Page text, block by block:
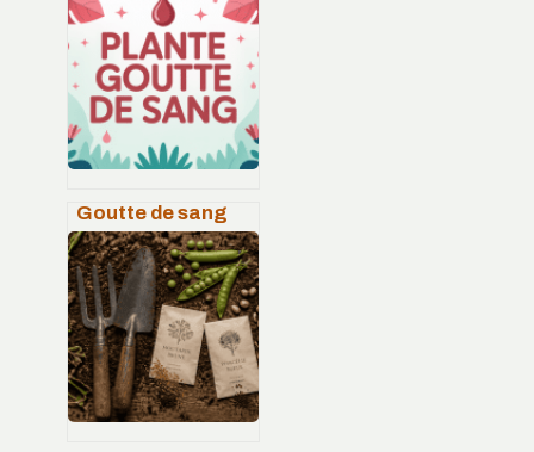
matériaux et
conseils pour un
extérieur stylé
Goutte de sang
plante : entretien,
floraison et
conseils pour la
réussir